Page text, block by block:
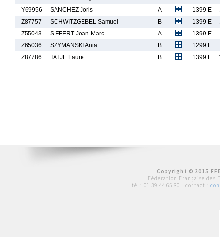
Y69956
SANCHEZ Joris A 1399 E
Z87757
SCHWITZGEBEL Samuel B 1399 E
Z55043
SIFFERT Jean-Marc A 1399 E
Z65036
SZYMANSKI Ania B 1299 E
Z87786
TATJE Laure B 1399 E
Copyright © 2015
Fédération Française des
tél : 01 39 44 65 80 | contact :